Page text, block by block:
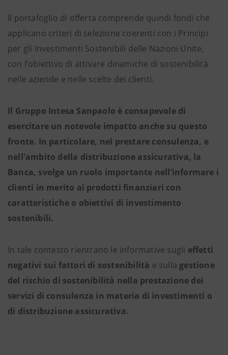
Il portafoglio di offerta comprende quindi fondi che
applicano criteri di selezione coerenti con i Principi
per gli Investimenti Sostenibili delle Nazioni Unite,
con l’obiettivo di attivare dinamiche di sostenibilità
nelle aziende e nelle scelte dei clienti.
Il Gruppo Intesa Sanpaolo è consapevole di
esercitare un notevole impatto anche su questo
fronte. In particolare, nel prestare consulenza, e
nell'ambito della distribuzione assicurativa, la
Banca, svolge un ruolo importante nell’informare i
clienti in merito ai prodotti finanziari con
caratteristiche o obiettivi di investimento
sostenibili.
In tale contesto rientrano le informative sugli effetti
negativi sui fattori di sostenibilità e sulla gestione
del rischio di sostenibilità nella prestazione dei
servizi di consulenza in materia di investimenti o
di distribuzione assicurativa.